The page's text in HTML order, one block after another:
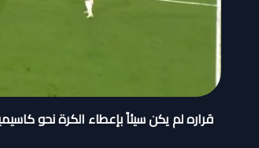
قراره لم يكن سيئاً بإعطاء الكرة نحو